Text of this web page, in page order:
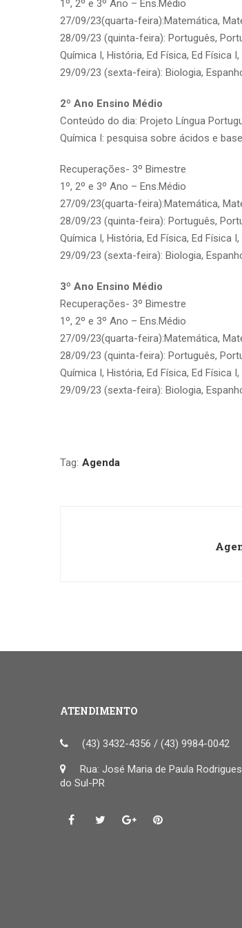
1º, 2º e 3º Ano – Ens.Médio
27/09/23(quarta-feira):Matemática,
28/09/23 (quinta-feira): Português,
Química I, História, Ed Física, Ed Física
29/09/23 (sexta-feira): Biologia,
2º Ano Ensino Médio
Conteúdo do dia: Projeto Língua
Química I: pesquisa sobre ácidos e
Recuperações- 3º Bimestre
1º, 2º e 3º Ano – Ens.Médio
27/09/23(quarta-feira):Matemática,
28/09/23 (quinta-feira): Português,
Química I, História, Ed Física, Ed Física
29/09/23 (sexta-feira): Biologia,
3º Ano Ensino Médio
Recuperações- 3º Bimestre
1º, 2º e 3º Ano – Ens.Médio
27/09/23(quarta-feira):Matemática,
28/09/23 (quinta-feira): Português,
Química I, História, Ed Física, Ed Física
29/09/23 (sexta-feira): Biologia,
Tag: Agenda
ATENDIMENTO
(43) 3432-4356 / (43) 9984-0042
Rua: José Maria de Paula
do Sul-PR